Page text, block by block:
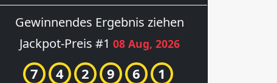
Gewinnendes Ergebnis ziehen
Jackpot-Preis #1 08 Aug, 2026
7 4 2 9 6 1